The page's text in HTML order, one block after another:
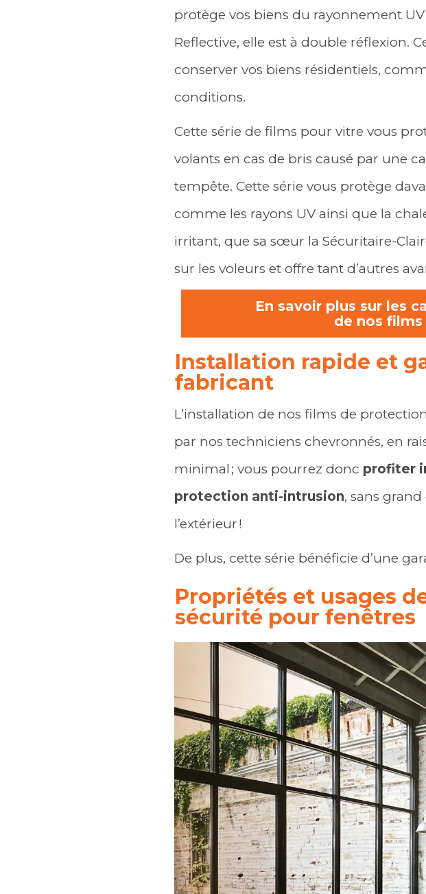
protège vos biens du rayonnement
Reflective, elle est à double réflexion.
conserver vos biens résidentiels,
conditions.
Cette série de films pour vitre vous
volants en cas de bris causé par une
tempête. Cette série vous protège
comme les rayons UV ainsi que la
irritant, que sa sœur la Sécuritaire-
sur les voleurs et offre tant d’autres
En savoir plus sur les
de nos
Installation rapide et
fabricant
L’installation de nos films de
par nos techniciens chevronnés, en
minimal ; vous pourrez donc profiter
protection anti-intrusion, sans
l’extérieur !
De plus, cette série bénéficie d’une
Propriétés et usages
sécurité pour fenêtres